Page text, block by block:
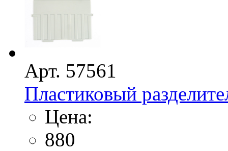
Арт. 57561
Пластиковый
Цена:
880